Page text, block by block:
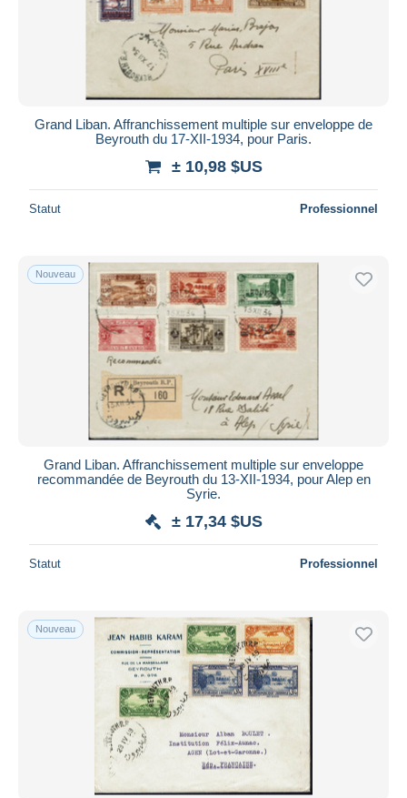
Grand Liban. Affranchissement multiple sur enveloppe de
Beyrouth du 17-XII-1934, pour Paris.
± 10,98 $US
Statut Professionnel
Nouveau
Grand Liban. Affranchissement multiple sur enveloppe
recommandée de Beyrouth du 13-XII-1934, pour Alep en
Syrie.
± 17,34 $US
Statut Professionnel
Nouveau